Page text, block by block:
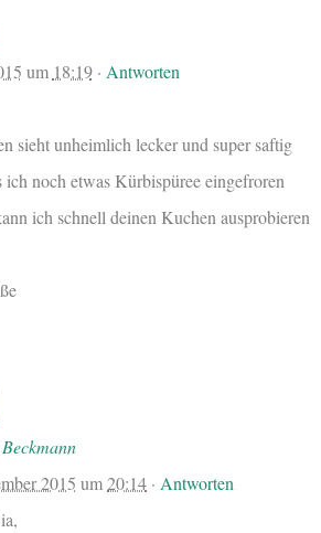
um 18:19· Antworten
sieht unheimlich lecker und super saftig
ich noch etwas Kürbispüree eingefroren
ich schnell deinen Kuchen ausprobieren
2015 um20:14 · Antworten